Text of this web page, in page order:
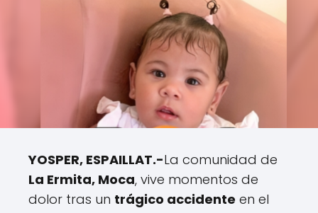
YOSPER, ESPAILLAT.-La comunidad de
La Ermita, Moca, vive momentos de
dolor tras un trágico accidente en el